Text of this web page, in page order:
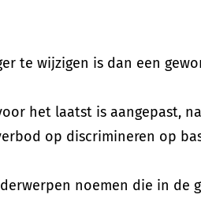
te wijzigen is dan een
het laatst is aangepast,
op discrimineren op
noemen die in de